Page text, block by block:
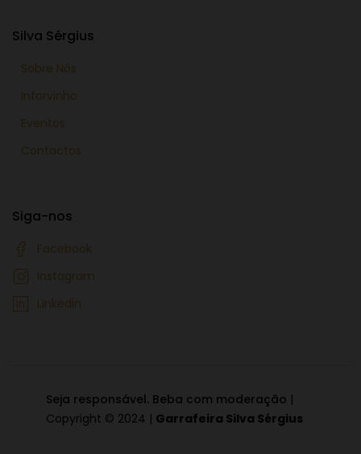
Silva Sérgius
Sobre Nós
Inforvinho
Eventos
Contactos
Siga-nos
Facebook
Instagram
Linkedin
Seja responsável. Beba com moderação |
Copyright © 2024 | Garrafeira Silva Sérgius